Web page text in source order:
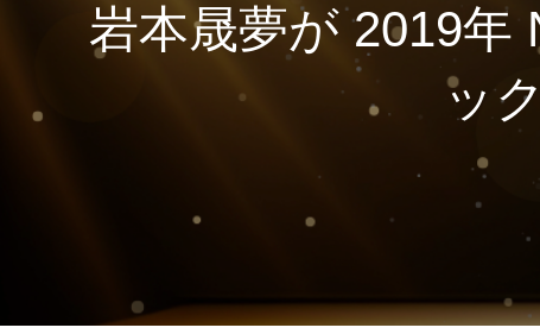
岩本晟夢が 2019年
ッ